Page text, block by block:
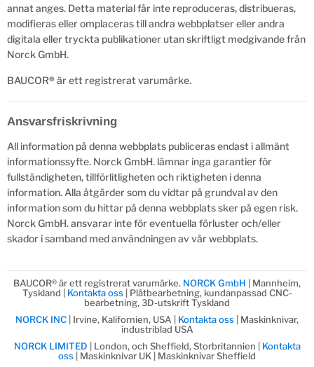
annat anges. Detta material får inte reproduceras, distribueras,
modifieras eller omplaceras till andra webbplatser eller andra
digitala eller tryckta publikationer utan skriftligt medgivande från
Norck GmbH.
BAUCOR® är ett registrerat varumärke.
Ansvarsfriskrivning
All information på denna webbplats publiceras endast i allmänt
informationssyfte. Norck GmbH. lämnar inga garantier för
fullständigheten, tillförlitligheten och riktigheten i denna
information. Alla åtgärder som du vidtar på grundval av den
information som du hittar på denna webbplats sker på egen risk.
Norck GmbH. ansvarar inte för eventuella förluster och/eller
skador i samband med användningen av vår webbplats.
BAUCOR® är ett registrerat varumärke. NORCK GmbH | Mannheim,
Tyskland | Kontakta oss| Plåtbearbetning, kundanpassad CNC-
bearbetning, 3D-utskrift Tyskland
NORCK INC | Irvine, Kalifornien, USA | Kontakta oss
| Maskinknivar,
industriblad USA
NORCK LIMITED
| London, och Sheffield, Storbritannien | Kontakta
oss | Maskinknivar UK | Maskinknivar Sheffield